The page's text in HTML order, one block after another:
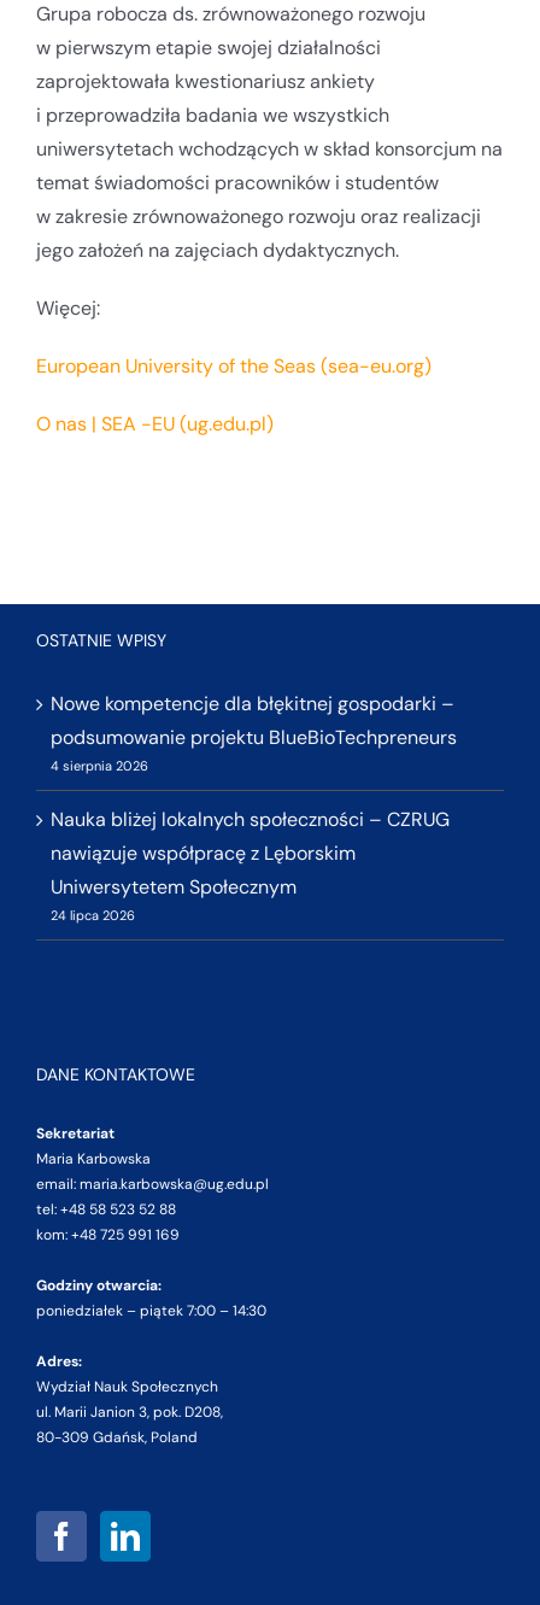
Grupa robocza ds. zrównoważonego rozwoju
w pierwszym etapie swojej działalności
zaprojektowała kwestionariusz ankiety
i przeprowadziła badania we wszystkich
uniwersytetach wchodzących w skład konsorcjum na
temat świadomości pracowników i studentów
w zakresie zrównoważonego rozwoju oraz realizacji
jego założeń na zajęciach dydaktycznych.
Więcej:
European University of the Seas (sea-eu.org)
O nas | SEA -EU (ug.edu.pl)
OSTATNIE WPISY
Nowe kompetencje dla błękitnej gospodarki –
podsumowanie projektu BlueBioTechpreneurs
4 sierpnia 2026
Nauka bliżej lokalnych społeczności – CZRUG
nawiązuje współpracę z Lęborskim
Uniwersytetem Społecznym
24 lipca 2026
DANE KONTAKTOWE
Sekretariat
Maria Karbowska
email: maria.karbowska@ug.edu.pl
tel: +48 58 523 52 88
kom: +48 725 991 169
Godziny otwarcia:
poniedziałek – piątek 7:00 – 14:30
Adres:
Wydział Nauk Społecznych
ul. Marii Janion 3, pok. D208,
80-309 Gdańsk, Poland